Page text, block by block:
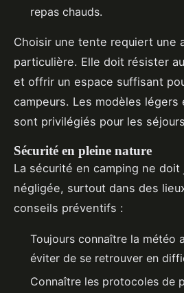
repas chauds.
Choisir une tente requiert une
particulière. Elle doit résister
et offrir un espace suffisant
campeurs. Les modèles
sont privilégiés pour les
Sécurité en pleine nature
La sécurité en camping ne doit
négligée, surtout dans des
conseils préventifs :
Toujours connaître la météo
éviter de se retrouver en
Connaître les protocoles de